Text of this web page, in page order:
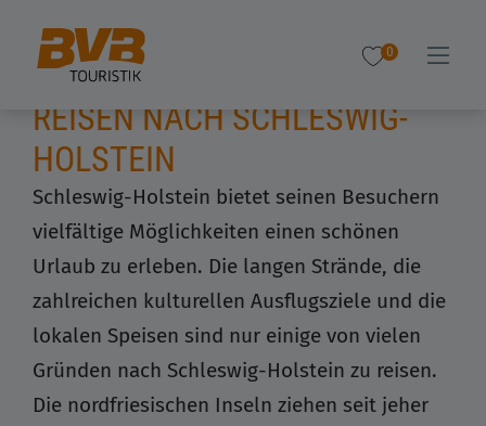
0
REISEN NACH SCHLESWIG-
HOLSTEIN
Schleswig-Holstein bietet seinen Besuchern
vielfältige Möglichkeiten einen schönen
Urlaub zu erleben. Die langen Strände, die
zahlreichen kulturellen Ausflugsziele und die
lokalen Speisen sind nur einige von vielen
Gründen nach Schleswig-Holstein zu reisen.
Die nordfriesischen Inseln ziehen seit jeher